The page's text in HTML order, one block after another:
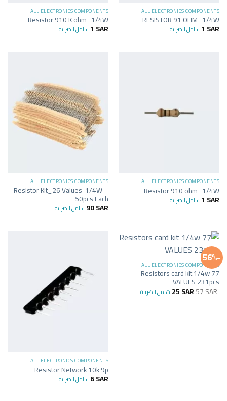
ALL ELECTRONICS COMPONENTS
RESISTOR 91 OHM_1/4W
1 SAR شامل الضريبة
ALL ELECTRONICS COMPONENTS
Resistor 910 K ohm_1/4W
1 SAR شامل الضريبة
ALL ELECTRONICS COMPONENTS
Resistor 910 ohm_1/4W
1 SAR شامل الضريبة
ALL ELECTRONICS COMPONENTS
Resistor Kit_26 Values-1/4W –
50pcs Each
90SAR شامل الضريبة
-56%
ALL ELECTRONICS COMPONENTS
Resistors card kit 1/4w 77
VALUES 231pcs
57SAR
25SAR شامل الضريبة
ALL ELECTRONICS COMPONENTS
Resistor Network 10k 9p
6SAR شامل الضريبة